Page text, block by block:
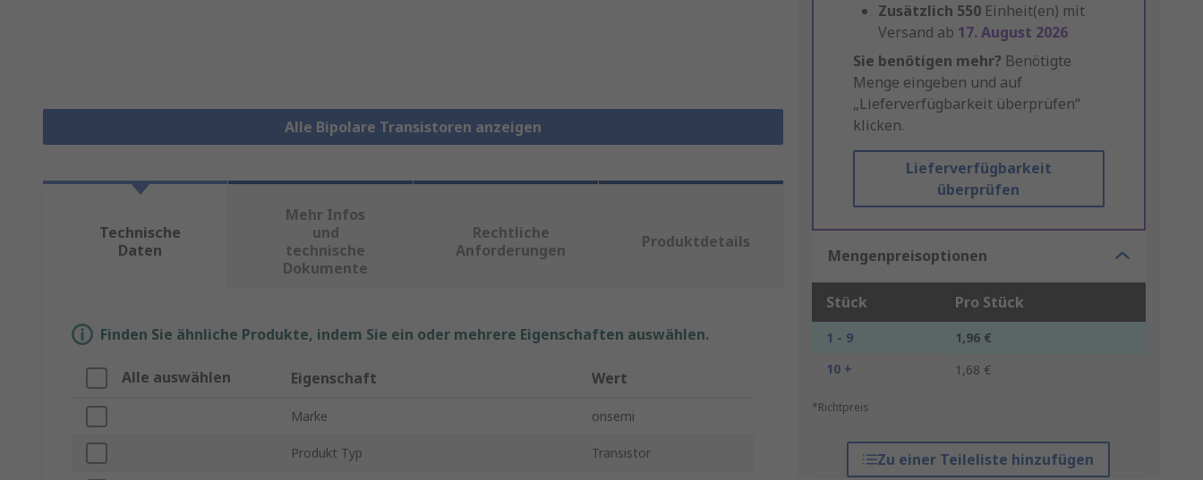
Alle Bipolare Transistoren anzeigen
Zusätzlich 550 Einheit(en) mit
Versand ab 17. August 2026
Sie benötigen mehr? Benötigte
Menge eingeben und auf
„Lieferverfügbarkeit überprüfen“
klicken.
Lieferverfügbarkeit
überprüfen
Mengenpreisoptionen
Stück Pro Stück
1 - 9
1,96 €
10 +
1,68 €
*Richtpreis
Zu einer Teileliste hinzufügen
Technische
Daten
Mehr Infos
und
technische
Dokumente
Rechtliche
Anforderungen
Produktdetails
Finden Sie ähnliche Produkte, indem Sie ein oder mehrere Eigenschaften auswählen.
Alle auswählen Eigenschaft Wert
Marke onsemi
Produkt Typ Transistor